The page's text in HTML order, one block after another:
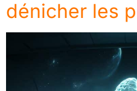
dénicher les